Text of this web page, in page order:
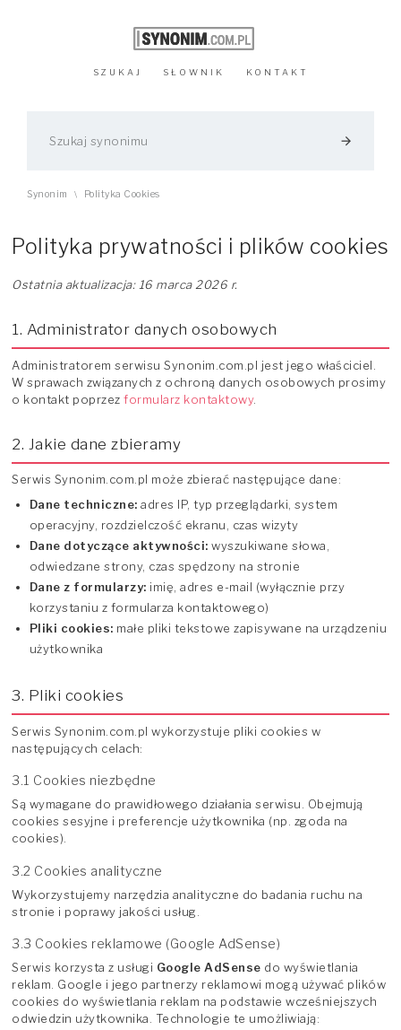
SZUKAJ SŁOWNIK KONTAKT
arrow_forward
Synonim \ Polityka Cookies
Polityka prywatności i plików cookies
Ostatnia aktualizacja: 16 marca 2026 r.
1. Administrator danych osobowych
Administratorem serwisu Synonim.com.pl jest jego właściciel.
W sprawach związanych z ochroną danych osobowych prosimy
o kontakt poprzez formularz kontaktowy.
2. Jakie dane zbieramy
Serwis Synonim.com.pl może zbierać następujące dane:
Dane techniczne: adres IP, typ przeglądarki, system
operacyjny, rozdzielczość ekranu, czas wizyty
Dane dotyczące aktywności: wyszukiwane słowa,
odwiedzane strony, czas spędzony na stronie
Dane z formularzy: imię, adres e-mail (wyłącznie przy
korzystaniu z formularza kontaktowego)
Pliki cookies: małe pliki tekstowe zapisywane na urządzeniu
użytkownika
3. Pliki cookies
Serwis Synonim.com.pl wykorzystuje pliki cookies w
następujących celach:
3.1 Cookies niezbędne
Są wymagane do prawidłowego działania serwisu. Obejmują
cookies sesyjne i preferencje użytkownika (np. zgoda na
cookies).
3.2 Cookies analityczne
Wykorzystujemy narzędzia analityczne do badania ruchu na
stronie i poprawy jakości usług.
3.3 Cookies reklamowe (Google AdSense)
Serwis korzysta z usługi Google AdSense do wyświetlania
reklam. Google i jego partnerzy reklamowi mogą używać plików
cookies do wyświetlania reklam na podstawie wcześniejszych
odwiedzin użytkownika. Technologie te umożliwiają: